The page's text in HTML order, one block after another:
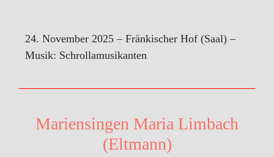
24. November 2025 – Fränkischer Hof (Saal) –
Musik: Schrollamusikanten
Mariensingen Maria Limbach
(Eltmann)